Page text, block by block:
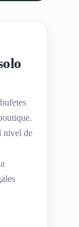
nivel de